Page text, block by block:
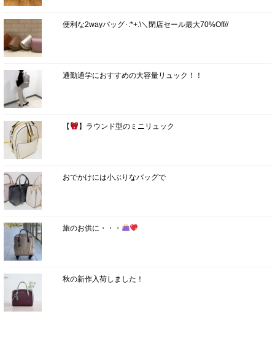
便利な2wayバッグ･:*+.\＼閉店セール最大70%Off//
通勤通学におすすめの大容量リュック！！
【 】ラウンド型のミニリュック
おでかけには小ぶりなバッグで
旅のお供に・・・
秋の新作入荷しました！